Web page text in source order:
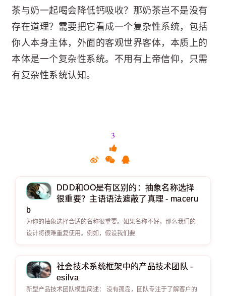
茶与奶一起喝会降低钙吸收？那奶茶岂不是没有
存在道理？需要把它看成一个复杂性系统，包括
你人本身主体，外面的客观世界客体，本质上的
本体是一个复杂性系统。不用有上帝信仰，只需
有复杂性系统认知。
3
DDD和OO是有区别的：抽象名称选择
很重要？主语语法遮蔽了真理 - maceru
b
为你的抽象选择合适的名称很重要。如果名称不好，那么我们的
设计将很难重复使用。例如，假设我们要.
社会技术系统框架中的产品技术团队 -
esilva
新型产品技术团队模型简述： 没有孤岛，团队专注于了解客户的